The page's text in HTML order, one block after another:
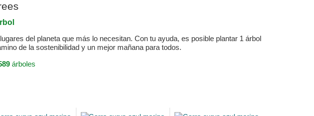
del planeta que más lo necesitan. Con tu ayuda, es posible plantar 1 árbol
de la sostenibilidad y un mejor mañana para todos.
árboles